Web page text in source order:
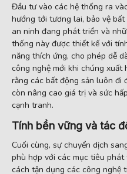
Đầu tư vào các hệ thống ra
hướng tới tương lai, bảo vệ
an ninh đang phát triển và
thống này được thiết kế với
năng thích ứng, cho phép dễ
công nghệ mới khi chúng xuất
rằng các bất động sản luôn đi
còn nâng cao giá trị và sức
cạnh tranh.
Tính bền vững và tác
Cuối cùng, sự chuyển dịch
phù hợp với các mục tiêu
cách tận dụng các công nghệ